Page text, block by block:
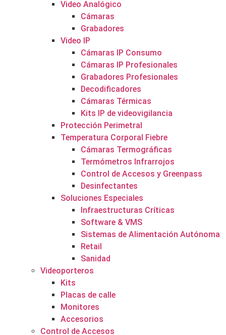
Video Analógico
Cámaras
Grabadores
Video IP
Cámaras IP Consumo
Cámaras IP Profesionales
Grabadores Profesionales
Decodificadores
Cámaras Térmicas
Kits IP de videovigilancia
Protección Perimetral
Temperatura Corporal Fiebre
Cámaras Termográficas
Termómetros Infrarrojos
Control de Accesos y Greenpass
Desinfectantes
Soluciones Especiales
Infraestructuras Críticas
Software & VMS
Sistemas de Alimentación Autónoma
Retail
Sanidad
Videoporteros
Kits
Placas de calle
Monitores
Accesorios
Control de Accesos